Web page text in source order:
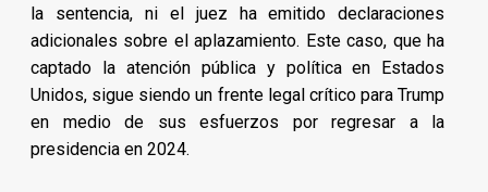
la sentencia, ni el juez ha emitido declaraciones
adicionales sobre el aplazamiento. Este caso, que ha
captado la atención pública y política en Estados
Unidos, sigue siendo un frente legal crítico para Trump
en medio de sus esfuerzos por regresar a la
presidencia en 2024.